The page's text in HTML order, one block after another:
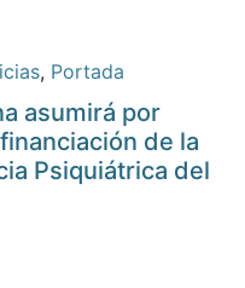
, Portada
asumirá por
de la
Psiquiátrica del